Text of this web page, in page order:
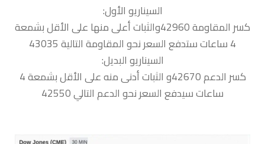
السيناريو الأول:
كسر المقاومة 42960والثبات أعلى منها على الأقل بشمعة
4 ساعات ستدفع السعر نحو المقاومة التالية 43035
السيناريو البديل:
كسر الدعم 42670و الثبات أدنى منه على الأقل بشمعة 4
ساعات سيدفع السعر نحو الدعم التالي 42550